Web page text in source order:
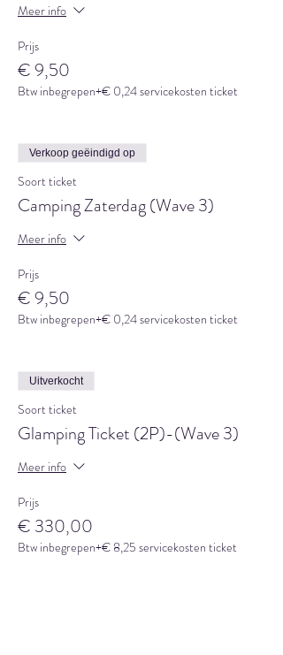
Meer info
Prijs
€ 9,50
Btw inbegrepen+€ 0,24 servicekosten ticket
Verkoop geëindigd op
Soort ticket
Camping Zaterdag (Wave 3)
Meer info
Prijs
€ 9,50
Btw inbegrepen+€ 0,24 servicekosten ticket
Uitverkocht
Soort ticket
Glamping Ticket (2P)-(Wave 3)
Meer info
Prijs
€ 330,00
Btw inbegrepen+€ 8,25 servicekosten ticket